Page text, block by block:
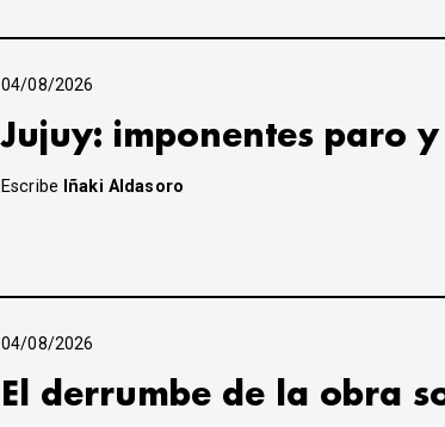
04/08/2026
Jujuy: imponentes paro
Escribe Iñaki Aldasoro
04/08/2026
El derrumbe de la obra